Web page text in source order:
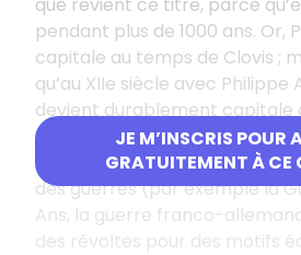
JE M’INSCRIS POUR
GRATUITEMENT À CE
pendant plus de 1000 ans. Or,
capitale au temps de Clovis ;
qu’au XIIe siècle avec Philippe
devient durablement capitale
l’exception des périodes de
Or, Paris a connu plusieurs
des guerres (par exemple la
Ans, la guerre franco-
des révoltes pour des motifs